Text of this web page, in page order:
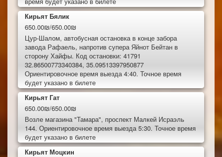
Кирьят Бялик
650.00₪/650.00₪
Цур-Шалом, автобусная остановка в конце забора
завода Рафаель, напротив супера Яйнот Бейтан в
сторону Хайфы. Код остановки: 41791
32.86500773340384, 35.09513397950877
Ориентировочное время выезда 4:40. Точное время
будет указано в билете
Кирьят Гат
650.00₪/650.00₪
Возле магазина "Тамара", проспект Малкей Исраэль
144. Ориентировочное время выезда 5:30. Точное время
будет указано в билете
Кирьят Моцкин